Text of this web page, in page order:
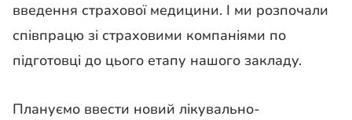
введення страхової медицини. І ми розпочали
співпрацю зі страховими компаніями по
підготовці до цього етапу нашого закладу.
Плануємо ввести новий лікувально-